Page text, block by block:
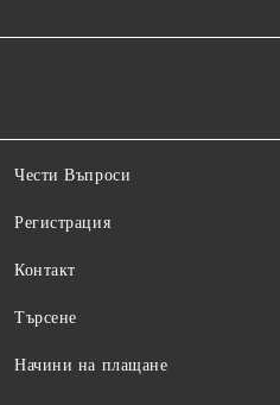
Чести Въпроси
Регистрация
Контакт
Търсене
Начини на плащане